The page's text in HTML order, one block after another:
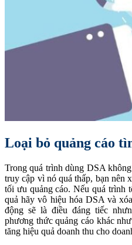
Loại bỏ quảng cáo
Trong quá trình dùng DSA
truy cập vì nó quá thấp, bạn nên
tối ưu quảng cáo. Nếu quá trình
quả hãy vô hiệu hóa DSA và
động sẽ là điều đáng tiếc
phương thức quảng cáo khác
tăng hiệu quả doanh thu cho